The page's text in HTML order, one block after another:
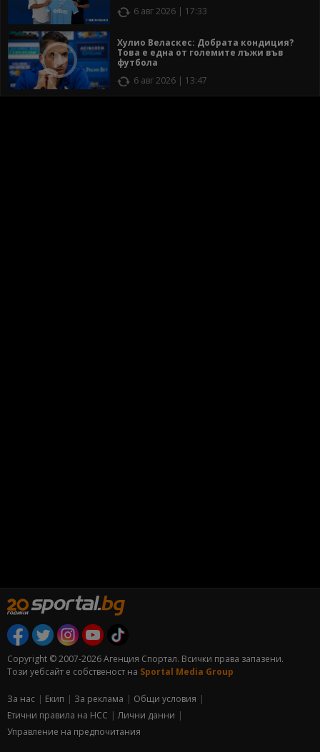
6 авг 2026 | 17:33
Хулио Веласкес: Добрата кондиция?
Това е една от големите лъжи във
футбола
6 авг 2026 | 13:47
Copyright © 2007-2026 Агенция Спортал. Всички права запазени.
Този уебсайт е собственост на Sportal Media Group
За нас Екип За рекламa
Общи условия
Етични правила на НСС
Лични данни
Управление на предпочитания